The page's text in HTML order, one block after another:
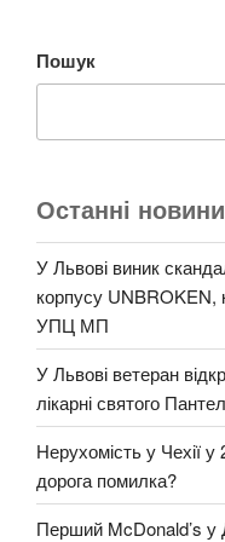
Пошук
Останні новини
У Львові виник
корпусу UNBROKEN,
УПЦ МП
У Львові ветеран
лікарні святого
Нерухомість у Чехії
дорога помилка?
Перший McDonald’s у